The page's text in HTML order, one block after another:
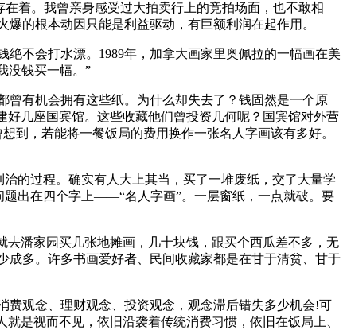
着。我曾亲身感受过大拍卖行上的竞拍场面，也不敢相
的根本动因只能是利益驱动，有巨额利润在起作用。
不会打水漂。1989年，加拿大画家里奥佩拉的一幅画在美
没钱买一幅。”
有机会拥有这些纸。为什么却失去了？钱固然是一个原
几座国宾馆。这些收藏他们曾投资几何呢？国宾馆对外营
到，若能将一餐饭局的费用换作一张名人字画该有多好。
的过程。确实有人大上其当，买了一堆废纸，交了大量学
题出在四个字上——“名人字画”。一层窗纸，一点就破。要
潘家园买几张地摊画，几十块钱，跟买个西瓜差不多，无
多。许多书画爱好者、民间收藏家都是在甘于清贫、甘于
观念、理财观念、投资观念，观念滞后错失多少机会!可
是视而不见，依旧沿袭着传统消费习惯，依旧在饭局上、